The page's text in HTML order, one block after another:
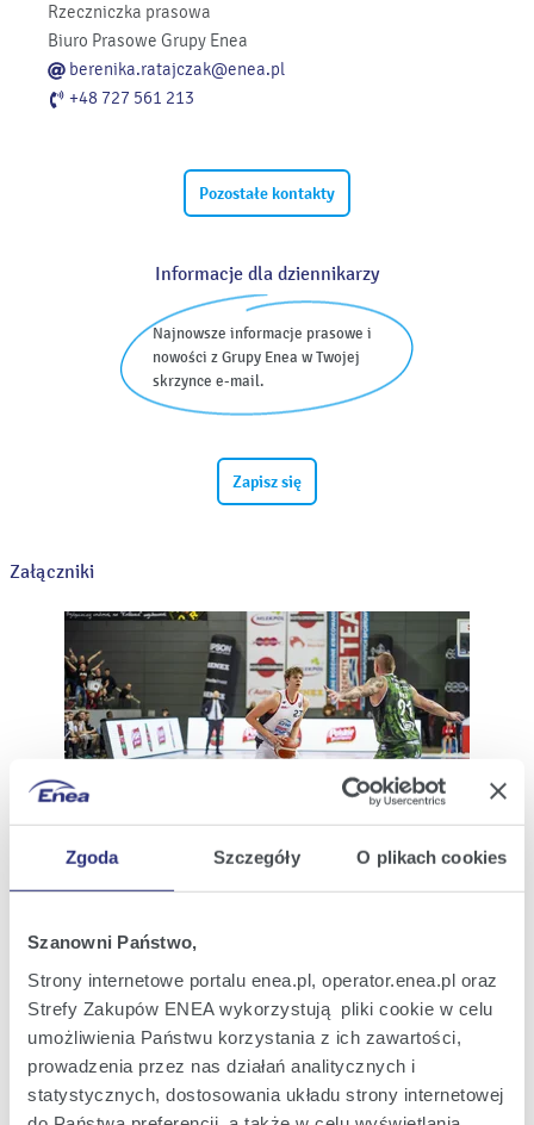
Zgoda Szczegóły O plikach cookies
Szanowni Państwo,
Strony internetowe portalu enea.pl, operator.enea.pl oraz
Strefy Zakupów ENEA wykorzystują pliki cookie w celu
umożliwienia Państwu korzystania z ich zawartości,
prowadzenia przez nas działań analitycznych i
statystycznych, dostosowania układu strony internetowej
Rzeczniczka prasowa
Biuro Prasowe Grupy Enea
berenika.ratajczak@enea.pl
+48 727 561 213
Pozostałe kontakty
Informacje dla dziennikarzy
Najnowsze informacje prasowe i
nowości z Grupy Enea w Twojej
skrzynce e-mail.
Zapisz się
Załączniki
(JPG; 3,2 MB)
Zobacz szczegóły Pobierz